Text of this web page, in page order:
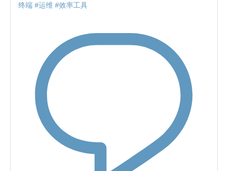
终端 #运维 #效率工具